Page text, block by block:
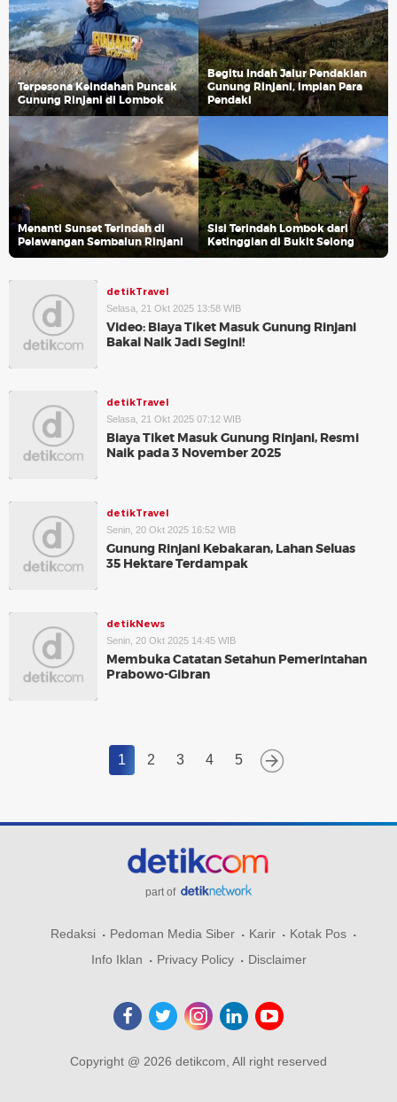
Terpesona Keindahan Puncak
Gunung Rinjani di Lombok
Begitu Indah Jalur Pendakian
Gunung Rinjani, Impian Para
Pendaki
Menanti Sunset Terindah di
Pelawangan Sembalun Rinjani
Sisi Terindah Lombok dari
Ketinggian di Bukit Selong
detikTravel
Selasa, 21 Okt 2025 13:58 WIB
Video: Biaya Tiket Masuk Gunung Rinjani
Bakal Naik Jadi Segini!
detikTravel
Selasa, 21 Okt 2025 07:12 WIB
Biaya Tiket Masuk Gunung Rinjani, Resmi
Naik pada 3 November 2025
detikTravel
Senin, 20 Okt 2025 16:52 WIB
Gunung Rinjani Kebakaran, Lahan Seluas
35 Hektare Terdampak
detikNews
Senin, 20 Okt 2025 14:45 WIB
Membuka Catatan Setahun Pemerintahan
Prabowo-Gibran
1 2 3 4 5
part of
Redaksi Pedoman Media Siber Karir
Kotak Pos
Info Iklan
Privacy Policy Disclaimer
Copyright @ 2026 detikcom, All right reserved